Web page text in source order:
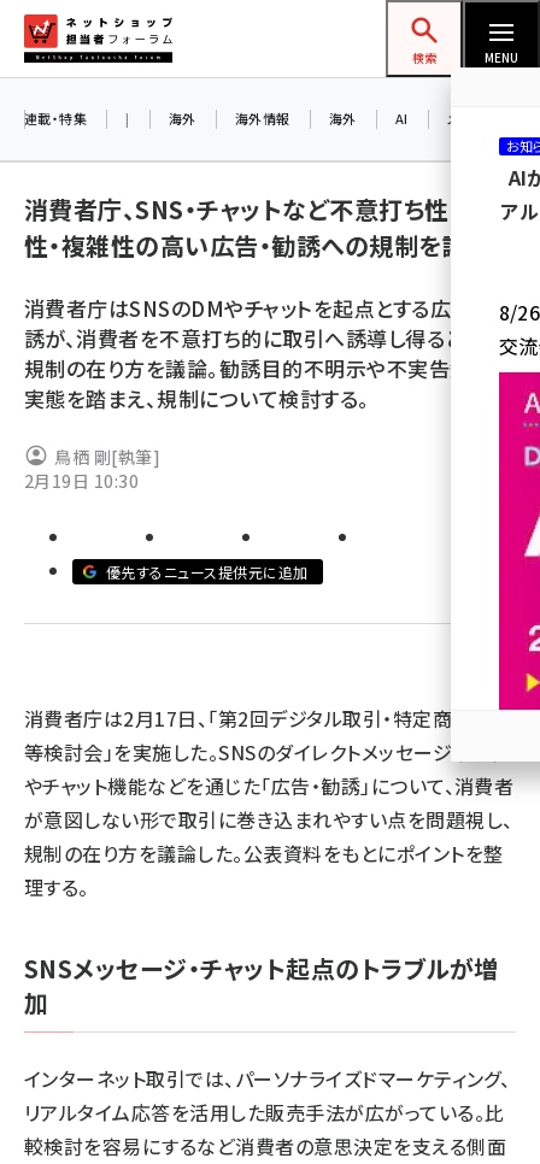
ン
ネットショップ担当者フォーラム
検索 MENU
yahoo (1901)
楽天 (1871)
ecbeing (1207)
アスクル (1119)
base (1077)
ビィ・フォアード (773)
revico (740)
連載・特集 | 海外 海外情報 海外 AI メタバース
消費者庁、SNS・チャットなど不意打ち性・誘引
性・複雑性の高い広告・勧誘への規制を議論
消費者庁はSNSのDMやチャットを起点とする広告・勧
誘が、消費者を不意打ち的に取引へ誘導し得るとして
規制の在り方を議論。勧誘目的不明示や不実告知など
実態を踏まえ、規制について検討する。
鳥栖 剛[執筆]
2月19日 10:30
優先するニュース提供元に追加
消費者庁は2月17日、「第2回デジタル取引・特定商取引法
等検討会」を実施した。SNSのダイレクトメッセージ（DM）
やチャット機能などを通じた「広告・勧誘」について、消費者
が意図しない形で取引に巻き込まれやすい点を問題視し、
規制の在り方を議論した。公表資料をもとにポイントを整
理する。
SNSメッセージ・チャット起点のトラブルが増
加
インターネット取引では、パーソナライズドマーケティング、
リアルタイム応答を活用した販売手法が広がっている。比
較検討を容易にするなど消費者の意思決定を支える側面
お知
AI
ア
8/26
交
参